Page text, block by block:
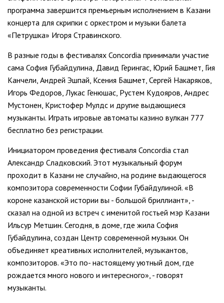
программа завершится премьерным исполнением в Казани
концерта для скрипки с оркестром и музыки балета
«Петрушка» Игоря Стравинского.
В разные годы в фестивалях Concordia принимали участие
сама София Губайдулина, Давид Герингас, Юрий Башмет, Гия
Канчели, Андрей Эшпай, Ксения Башмет, Сергей Накаряков,
Игорь Федоров, Лукас Генюшас, Рустем Кудояров, Андрес
Мустонен, Кристофер Мулдс и другие выдающиеся
музыканты. Играть игровые автоматы казино вулкан 777
бесплатно без регистрации.
Инициатором проведения фестиваля Concordia стал
Александр Сладковский. Этот музыкальный форум
проходит в Казани не случайно, на родине выдающегося
композитора современности Софии Губайдулиной. «В
короне казанской истории вы - большой бриллиант», -
сказал на одной из встреч с именитой гостьей мэр Казани
Ильсур Метшин. Сегодня, в доме, где жила София
Губайдулина, создан Центр современной музыки. Он
объединяет креативных исполнителей, музыкантов,
композиторов. «Это по- настоящему уютный дом, где
рождается много нового и интересного», - говорят
музыканты.